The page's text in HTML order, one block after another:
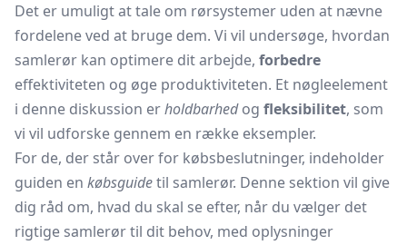
Det er umuligt at tale om rørsystemer uden at nævne
fordelene ved at bruge dem. Vi vil undersøge, hvordan
samlerør kan optimere dit arbejde, forbedre
effektiviteten og øge produktiviteten. Et nøgleelement
i denne diskussion erholdbarhedog fleksibilitet, som
vi vil udforske gennem en række eksempler.
For de, der står over for købsbeslutninger, indeholder
guiden en købsguidetil samlerør. Denne sektion vil give
dig råd om, hvad du skal se efter, når du vælger det
rigtige samlerør til dit behov, med oplysninger